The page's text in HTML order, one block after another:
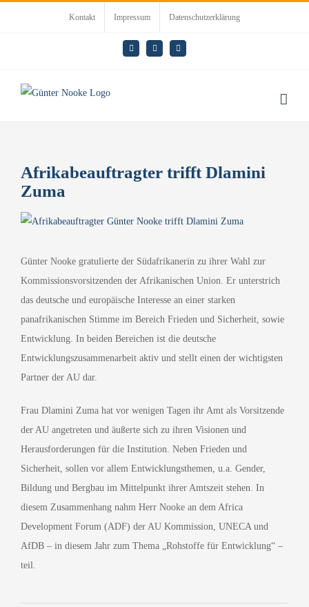
Kontakt Impressum Datenschutzerklärung
E-
Mail
LinkedInRss
Afrikabeauftragter trifft Dlamini
Zuma
Zeige
Bild
Günter Nooke gratulierte der Südafrikanerin zu ihrer Wahl zur
Kommissionsvorsitzenden der Afrikanischen Union. Er unterstrich
das deutsche und europäische Interesse an einer starken
panafrikanischen Stimme im Bereich Frieden und Sicherheit, sowie
Entwicklung. In beiden Bereichen ist die deutsche
Entwicklungszusammenarbeit aktiv und stellt einen der wichtigsten
Partner der AU dar.
Frau Dlamini Zuma hat vor wenigen Tagen ihr Amt als Vorsitzende
der AU angetreten und äußerte sich zu ihren Visionen und
Herausforderungen für die Institution. Neben Frieden und
Sicherheit, sollen vor allem Entwicklungsthemen, u.a. Gender,
Bildung und Bergbau im Mittelpunkt ihrer Amtszeit stehen. In
diesem Zusammenhang nahm Herr Nooke an dem Africa
Development Forum (ADF) der AU Kommission, UNECA und
AfDB – in diesem Jahr zum Thema „Rohstoffe für Entwicklung“ –
teil.